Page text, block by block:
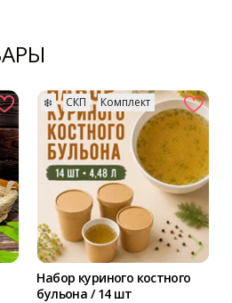
❄️ СКП Комплект
Набор куриного костного
бульона / 14 шт